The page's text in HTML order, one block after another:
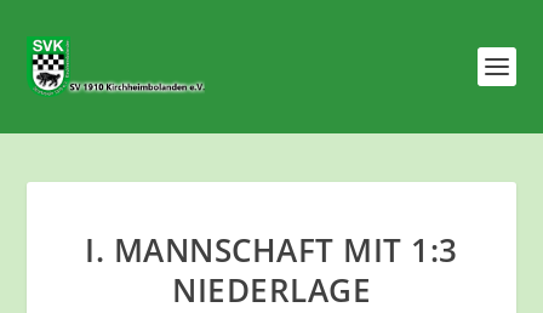
I. MANNSCHAFT MIT 1:3
NIEDERLAGE